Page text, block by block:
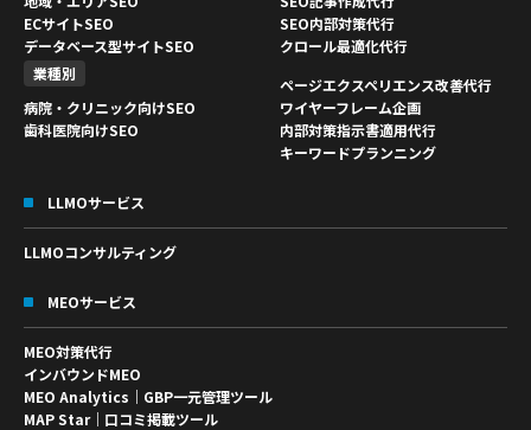
ECサイトSEO
データベース型サイトSEO
SEO内部対策代行
クロール最適化代行
ページエクスペリエンス改善代行
ワイヤーフレーム企画
内部対策指示書適用代行
キーワードプランニング
業種別
病院・クリニック向けSEO
歯科医院向けSEO
MEOサービス
MEO対策代行
インバウンドMEO
MEO Analytics｜GBP一元管理ツール
MAP Star｜口コミ掲載ツール
LLMOサービス
LLMOコンサルティング